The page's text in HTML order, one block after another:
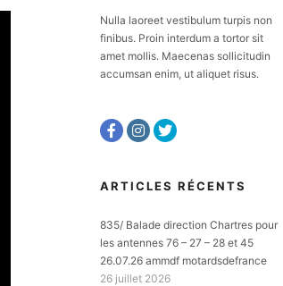
Nulla laoreet vestibulum turpis non
finibus. Proin interdum a tortor sit
amet mollis. Maecenas sollicitudin
accumsan enim, ut aliquet risus.
ARTICLES RÉCENTS
835/ Balade direction Chartres pour
les antennes 76 – 27 – 28 et 45
26.07.26 ammdf motardsdefrance
26 juillet 2026